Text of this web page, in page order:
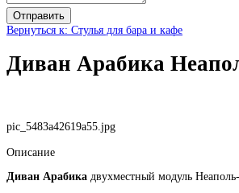
Вернуться к: Стулья для бара и кафе
Диван Арабика
pic_5483a42619a55.jpg
Описание
Диван Арабика двухместный модуль Неаполь-